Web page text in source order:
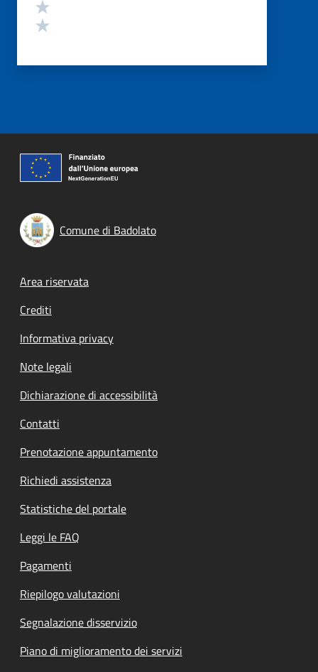
Comune di Badolato
Footer menu
Area riservata
Crediti
Informativa privacy
Note legali
Dichiarazione di accessibilità
Contatti
Prenotazione appuntamento
Richiedi assistenza
Statistiche del portale
Leggi le FAQ
Pagamenti
Riepilogo valutazioni
Segnalazione disservizio
Piano di miglioramento dei servizi